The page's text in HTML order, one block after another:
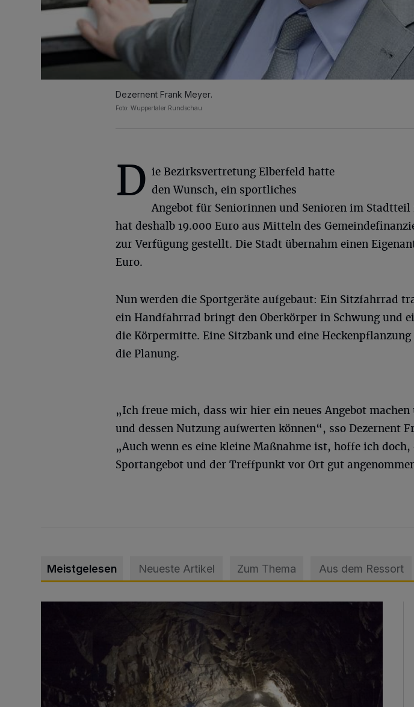
Dezernent Frank Meyer.
Foto: Wuppertaler Rundschau
D ie Bezirksvertretung Elberfeld hatte
den Wunsch, ein sportliches
Angebot für Seniorinnen und Senioren im Stadtteil
hat deshalb 19.000 Euro aus Mitteln des
zur Verfügung gestellt. Die Stadt übernahm einen
Euro.
Nun werden die Sportgeräte aufgebaut: Ein Sitzfahrrad
ein Handfahrrad bringt den Oberkörper in Schwung und
die Körpermitte. Eine Sitzbank und eine
die Planung.
„Ich freue mich, dass wir hier ein neues Angebot machen
und dessen Nutzung aufwerten können“, sso Dezernent
„Auch wenn es eine kleine Maßnahme ist, hoffe ich doch,
Sportangebot und der Treffpunkt vor Ort gut
Meistgelesen Neueste Artikel Zum Thema Aus dem Ressort